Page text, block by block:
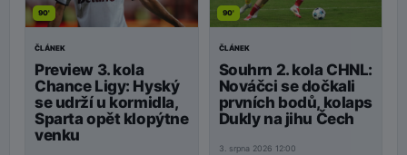
90'
ČLÁNEK
Preview 3. kola
Chance Ligy: Hyský
se udrží u kormidla,
Sparta opět klopýtne
venku
90'
ČLÁNEK
Souhrn 2. kola CHNL:
Nováčci se dočkali
prvních bodů, kolaps
Dukly na jihu Čech
3. srpna 2026 12:00